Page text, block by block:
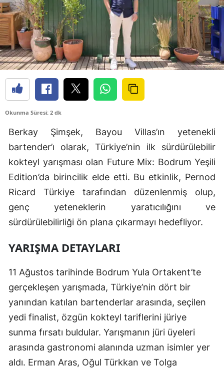
Okunma Süresi: 2 dk
Berkay Şimşek, Bayou Villas’ın yetenekli
bartender’ı olarak, Türkiye’nin ilk sürdürülebilir
kokteyl yarışması olan Future Mix: Bodrum Yeşili
Edition’da birincilik elde etti. Bu etkinlik, Pernod
Ricard Türkiye tarafından düzenlenmiş olup,
genç yeteneklerin yaratıcılığını ve
sürdürülebilirliği ön plana çıkarmayı hedefliyor.
YARIŞMA DETAYLARI
11 Ağustos tarihinde Bodrum Yula Ortakent’te
gerçekleşen yarışmada, Türkiye’nin dört bir
yanından katılan bartenderlar arasında, seçilen
yedi finalist, özgün kokteyl tariflerini jüriye
sunma fırsatı buldular. Yarışmanın jüri üyeleri
arasında gastronomi alanında uzman isimler yer
aldı. Erman Aras, Oğul Türkkan ve Tolga